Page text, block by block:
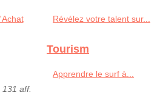
131 aff.
Révélez votre talent sur...
Tourism
Apprendre le surf à...